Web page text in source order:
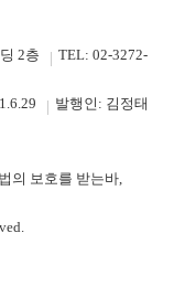
2층
TEL: 02-3272-
발행인: 김정태
의 보호를 받는바,